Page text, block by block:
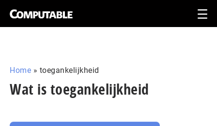
Home » toegankelijkheid
Wat is toegankelijkheid